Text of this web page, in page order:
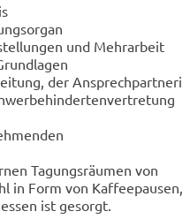
und Mehrarbeit
der Ansprechpartnerin
Tagungsräumen von
in Form von Kaffeepausen,
ist gesorgt.